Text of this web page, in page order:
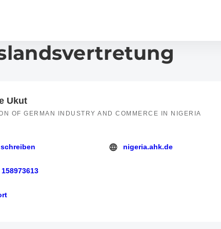
Ukut
OF GERMAN INDUSTRY AND COMMERCE IN NIGERIA
https://nigeria.ahk.de
nigeria.ahk.de